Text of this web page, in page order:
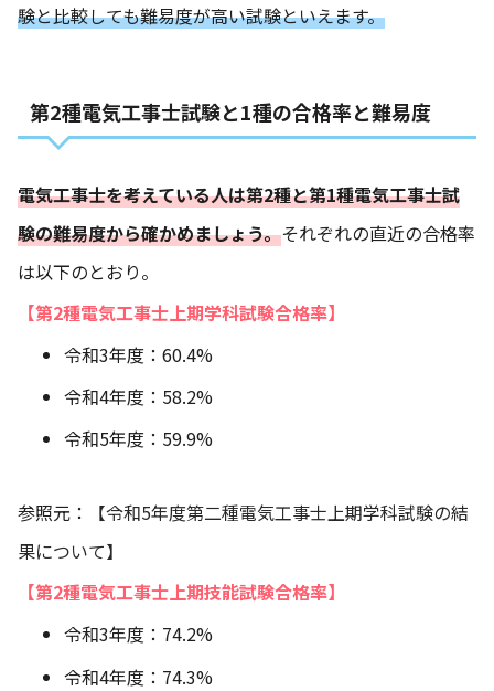
験と比較しても難易度が高い試験といえます。
第2種電気工事士試験と1種の合格率と難易度
電気工事士を考えている人は第2種と第1種電気工事士試
験の難易度から確かめましょう。それぞれの直近の合格率
は以下のとおり。
【第2種電気工事士上期学科試験合格率】
令和3年度：60.4%
令和4年度：58.2%
令和5年度：59.9%
参照元：
【令和5年度第二種電気工事士上期学科試験の結
果について】
【第2種電気工事士上期技能試験合格率】
令和3年度：74.2%
令和4年度：74.3%